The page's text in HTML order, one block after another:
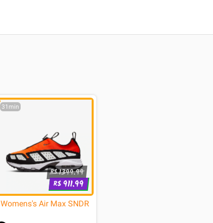
31min
R$1399.99
R$ 911.99
Womens's Air Max SNDR